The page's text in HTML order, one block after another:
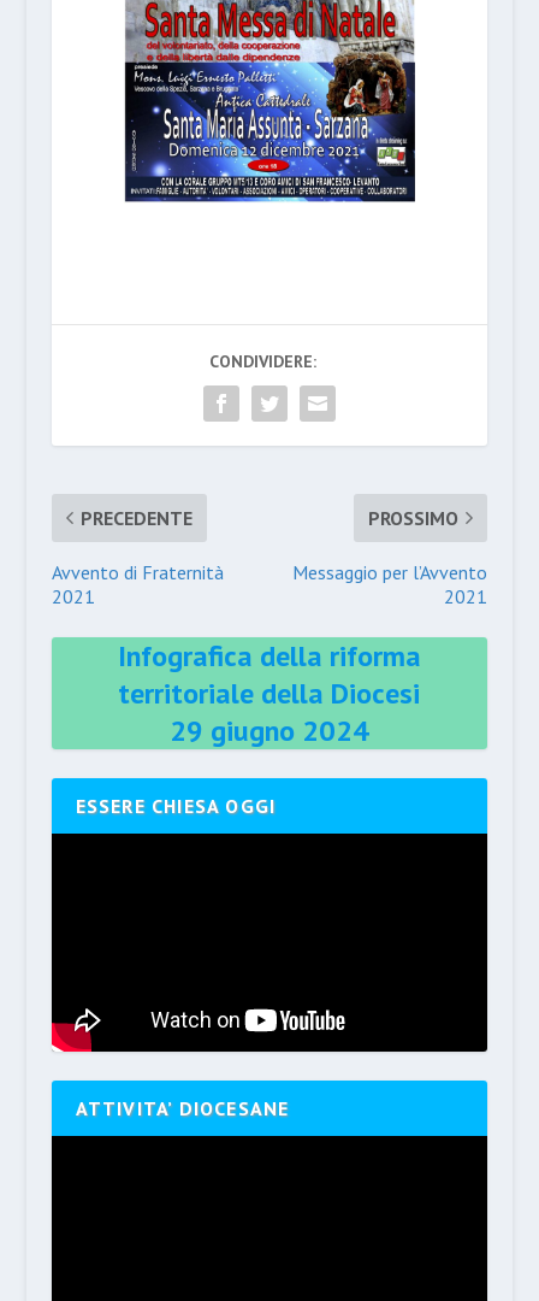
CONDIVIDERE:
PRECEDENTE
Avvento di Fraternità
2021
PROSSIMO
Messaggio per l’Avvento
2021
Infografica della riforma
territoriale della Diocesi
29 giugno 2024
ESSERE CHIESA OGGI
ATTIVITA’ DIOCESANE